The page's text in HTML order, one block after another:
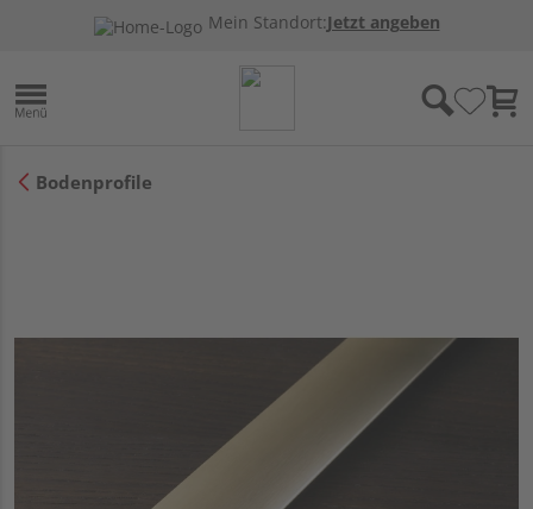
Mein Standort:Jetzt angeben
Bodenprofile